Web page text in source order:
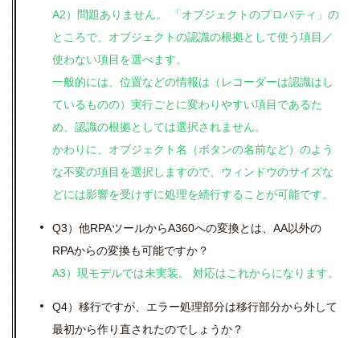
A2）問題ありません。 「オブジェクトのプロパティ」の
ところで、オブジェクトの認識の根拠として使う項目／
使わない項目を選べます。
一般的には、位置などの情報は（レコーダーは認識はし
ているものの）実行ごとに変わりやすい項目であるた
め、認識の根拠としては選択されません。
かわりに、オブジェクト名（ボタンの名前など）のよう
な不変の項目を選択しますので、ウィンドウのサイズな
どには影響を受けずに処理を続行することが可能です。
Q3）他RPAツールからA360への変換とは、AA以外の
RPAからの変換も可能ですか？
A3） 現モデルでは未実装。 対応はこれからになります。
Q4）移行ですが、エラー処理部分は移行部分から外して
最初から作り直されたのでしょうか？